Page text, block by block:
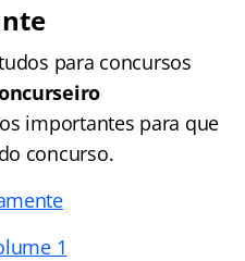
para concursos
importantes para que
concurso.
1